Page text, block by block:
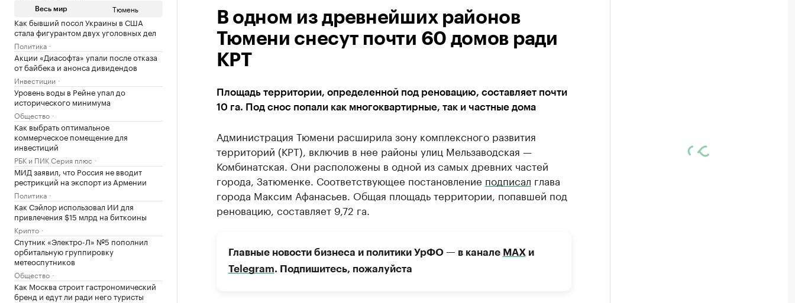
Весь мир Тюмень
Как бывший посол Украины в США
стала фигурантом двух уголовных дел
Политика
Акции «Диасофта» упали после отказа
от байбека и анонса дивидендов
Инвестиции
Уровень воды в Рейне упал до
исторического минимума
Общество
Как выбрать оптимальное
коммерческое помещение для
инвестиций
РБК и ПИК Серия плюс
МИД заявил, что Россия не вводит
рестрикций на экспорт из Армении
Политика
Как Сэйлор использовал ИИ для
привлечения $15 млрд на биткоины
Крипто
Спутник «Электро-Л» №5 пополнил
орбитальную группировку
метеоспутников
Общество
Как Москва строит гастрономический
бренд и едут ли ради него туристы
В одном из древнейших районов
Тюмени снесут почти 60 домов ради
КРТ
Площадь территории, определенной под реновацию, составляет почти
10 га. Под снос попали как многоквартирные, так и частные дома
Администрация Тюмени расширила зону комплексного развития
территорий (КРТ), включив в нее районы улиц Мельзаводская —
Комбинатская. Они расположены в одной из самых древних частей
города, Затюменке. Соответствующее постановление подписал глава
города Максим Афанасьев. Общая площадь территории, попавшей под
реновацию, составляет 9,72 га.
Главные новости бизнеса и политики УрФО — в канале МАХи
Telegram. Подпишитесь, пожалуйста